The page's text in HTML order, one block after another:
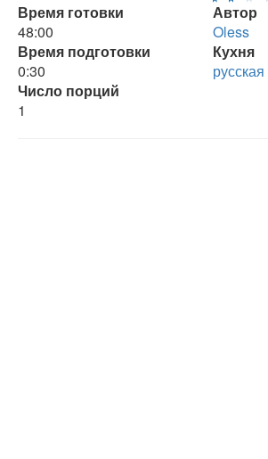
Время готовки
48:00
Автор
Oless
Время подготовки
0:30
Кухня
русская
Число порций
1